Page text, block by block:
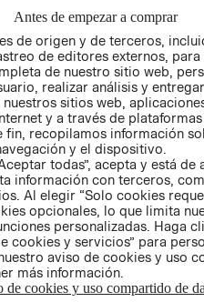
Antes de empezar a comprar
de origen y de terceros,
de editores externos,
de nuestro sitio web,
realizar análisis y
nuestros sitios web,
y a través de
fin, recopilamos información
y el dispositivo.
todas”, acepta y está de
información con terceros,
Al elegir “Solo cookies
opcionales, lo que limita
personalizadas. Haga
cookies y servicios” para
aviso de cookies y uso
más información.
de cookies y uso compartido de